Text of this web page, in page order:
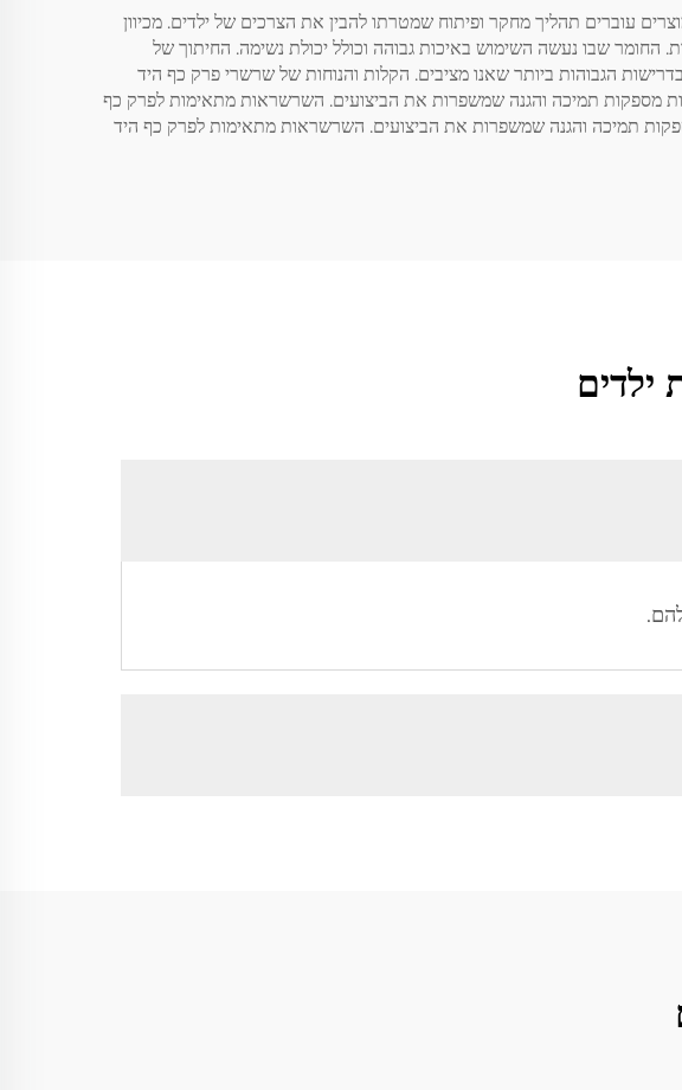
עוברים תהליך מחקר ופיתוח שמטרתו להבין את הצרכים של ילדים. מכיוון
החומר שבו נעשה השימוש באיכות גבוהה וכולל יכולת נשימה. החיתוך של
הגבוהות ביותר שאנו מציבים. הקלות והנוחות של שרשרי פרק כף היד
מספקות תמיכה והגנה שמשפרות את הביצועים. השרשראות מתאימות לפרק כף
תמיכה והגנה שמשפרות את הביצועים. השרשראות מתאימות לפרק כף היד
ילדים